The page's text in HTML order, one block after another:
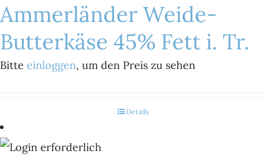
Ammerländer Weide-
Butterkäse 45% Fett i. Tr.
Bitte einloggen, um den Preis zu sehen
Details